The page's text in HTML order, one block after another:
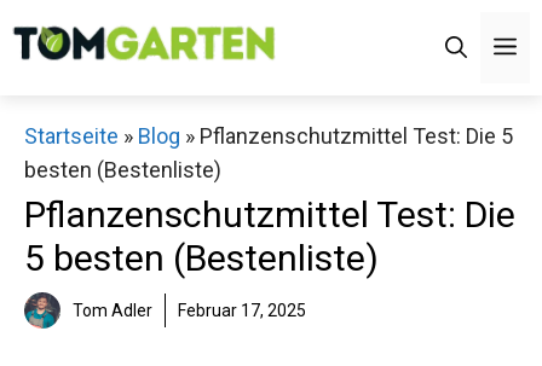
Inhalt
Startseite » Blog » Pflanzenschutzmittel Test: Die 5
besten (Bestenliste)
Pflanzenschutzmittel Test: Die
5 besten (Bestenliste)
Tom Adler Februar 17, 2025